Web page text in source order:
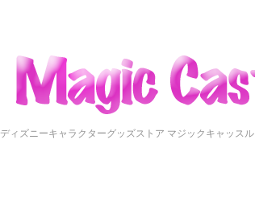
ディズニーキャラクターグッズストア マジックキャッスル